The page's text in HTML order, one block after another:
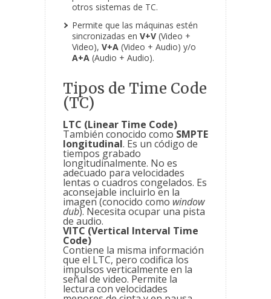
otros sistemas de TC.
Permite que las máquinas estén
sincronizadas en V+V (Video +
Video), V+A (Video + Audio) y/o
A+A (Audio + Audio).
Tipos de Time Code
(TC)
LTC (Linear Time Code)
También conocido como SMPTE
longitudinal. Es un código de
tiempos grabado
longitudinalmente. No es
adecuado para velocidades
lentas o cuadros congelados. Es
aconsejable incluirlo en la
imagen (conocido como window
dub). Necesita ocupar una pista
de audio.
VITC (Vertical Interval Time
Code)
Contiene la misma información
que el LTC, pero codifica los
impulsos verticalmente en la
señal de video. Permite la
lectura con velocidades